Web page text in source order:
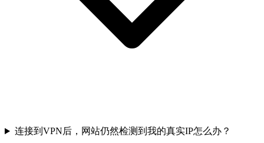
连接到VPN后，网站仍然检测到我的真实IP怎么办？